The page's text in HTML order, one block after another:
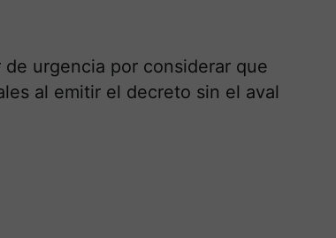
urgencia por considerar que
al emitir el decreto sin el aval